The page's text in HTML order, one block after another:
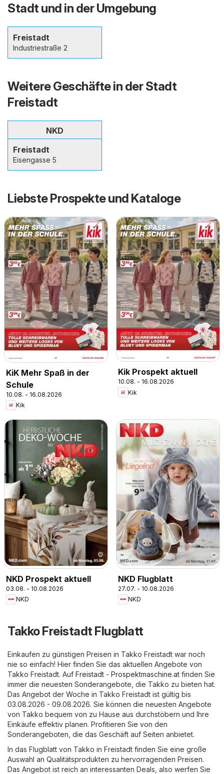
Stadt und in der Umgebung
Freistadt
Industriestraße 2
Weitere Geschäfte in der Stadt
Freistadt
NKD
Freistadt
Eisengasse 5
Liebste Prospekte und Kataloge
KiK Mehr Spaß in der
Schule
10.08. - 16.08.2026
Kik
Kik Prospekt aktuell
10.08. - 16.08.2026
Kik
NKD Prospekt aktuell
03.08. - 10.08.2026
NKD
NKD Flugblatt
27.07. - 10.08.2026
NKD
Takko Freistadt Flugblatt
Einkaufen zu günstigen Preisen in Takko Freistadt war noch
nie so einfach! Hier finden Sie das aktuellen Angebote von
Takko Freistadt. Auf Freistadt - Prospektmaschine.at finden Sie
immer die neuesten Sonderangebote, die Takko zu bieten hat.
Das Angebot der Woche in Takko Freistadt ist gültig bis
03.08.2026 - 09.08.2026. Sie können die neuesten Angebote
von Takko bequem von zu Hause aus durchstöbern und Ihre
Einkäufe effektiv planen. Profitieren Sie von den
Sonderangeboten, die das Geschäft auf Seiten anbietet.
In das Flugblatt von Takko in Freistadt finden Sie eine große
Auswahl an Qualitätsprodukten zu hervorragenden Preisen.
Das Angebot ist reich an interessanten Deals, also werfen Sie